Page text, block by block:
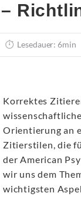
Lesedauer: 6min
Korrektes
Orientierung an
Zitierstilen, die
der American
wir uns dem
wichtigsten